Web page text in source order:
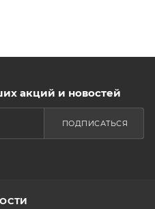
акций и новостей
ПОДПИСАТЬСЯ